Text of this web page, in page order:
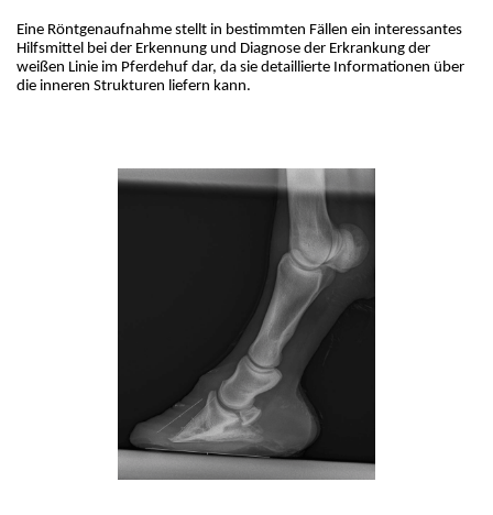
Eine Röntgenaufnahme stellt in bestimmten Fällen ein interessantes
Hilfsmittel bei der Erkennung und Diagnose der Erkrankung der
weißen Linie im Pferdehuf dar, da sie detaillierte Informationen über
die inneren Strukturen liefern kann.